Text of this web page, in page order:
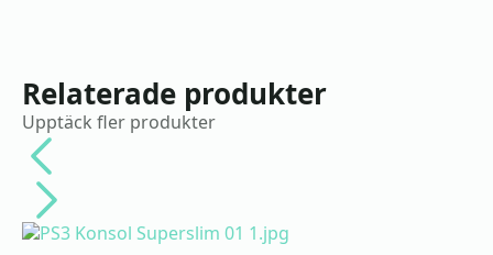
Relaterade produkter
Upptäck fler produkter